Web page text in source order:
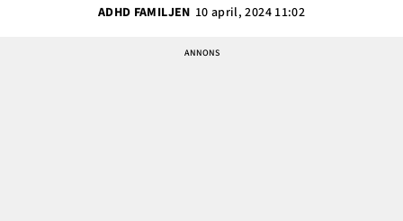
ADHD FAMILJEN 10 april, 2024 11:02